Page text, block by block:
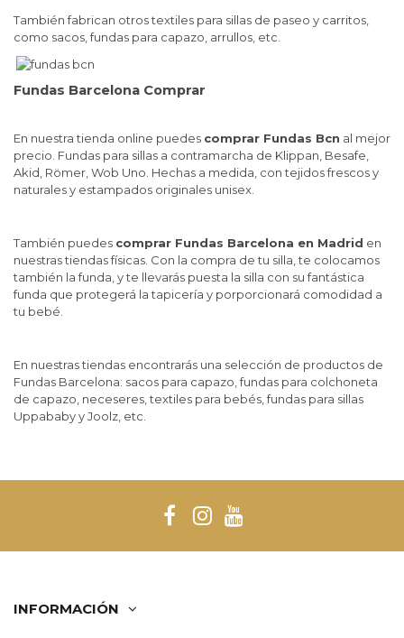
También fabrican otros textiles para sillas de paseo y carritos,
como sacos, fundas para capazo, arrullos, etc.
Fundas Barcelona Comprar
En nuestra tienda online puedes comprar Fundas Bcn al mejor
precio. Fundas para sillas a contramarcha de Klippan, Besafe,
Akid, Römer, Wob Uno. Hechas a medida, con tejidos frescos y
naturales y estampados originales unisex.
También puedes comprar Fundas Barcelona en Madrid en
nuestras tiendas físicas. Con la compra de tu silla, te colocamos
también la funda, y te llevarás puesta la silla con su fantástica
funda que protegerá la tapicería y porporcionará comodidad a
tu bebé.
En nuestras tiendas encontrarás una selección de productos de
Fundas Barcelona: sacos para capazo, fundas para colchoneta
de capazo, neceseres, textiles para bebés, fundas para sillas
Uppababy y Joolz, etc.
INFORMACIÓN